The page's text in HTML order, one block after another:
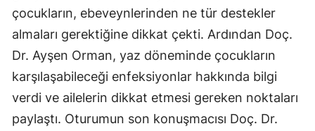
çocukların, ebeveynlerinden ne tür destekler
almaları gerektiğine dikkat çekti. Ardından Doç.
Dr. Ayşen Orman, yaz döneminde çocukların
karşılaşabileceği enfeksiyonlar hakkında bilgi
verdi ve ailelerin dikkat etmesi gereken noktaları
paylaştı. Oturumun son konuşmacısı Doç. Dr.